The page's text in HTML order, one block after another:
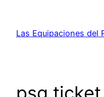
contenido
Las Equipaciones del